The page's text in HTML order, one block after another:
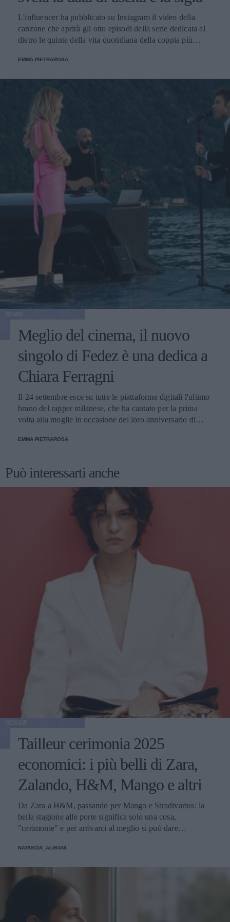
L'influencer ha pubblicato su Instagram il video della
canzone che aprirà gli otto episodi della serie dedicata al
dietro le quinte della vita quotidiana della coppia più
Prime Video.
EMMA PIETRAROSA
Meglio del cinema, il nuovo
singolo di Fedez è una dedica a
Chiara Ferragni
Il 24 settembre esce su tutte le piattaforme digitali l'ultimo
brano del rapper milanese, che ha cantato per la prima
volta alla moglie in occasione del loro anniversario di
EMMA PIETRAROSA
Può interessarti anche
Tailleur cerimonia 2025
economici: i più belli di Zara,
Zalando, H&M, Mango e altri
Da Zara a H&M, passando per Mango e Stradivarius: la
bella stagione alle porte significa solo una cosa,
"cerimonie" e per arrivarci al meglio si può dare
NATASCIA_ALIBANI